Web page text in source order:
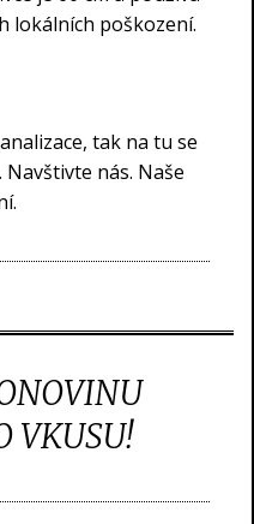
lokálních poškození.
tak na tu se
nás. Naše
VKUSU!